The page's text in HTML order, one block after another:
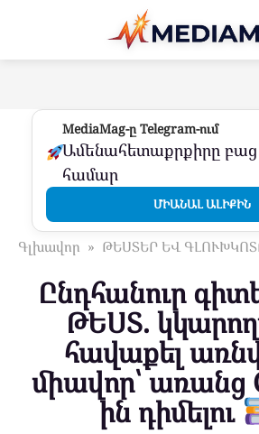
Перейти
контенту
MediaMag-ը Telegram-ում
Ամենահետաքրքիրը բաց
համար
ՄԻԱՆԱԼ ԱԼԻՔԻՆ
Գլխավոր » ԹԵՍՏԵՐ ԵՎ
Ընդհանուր
ԹԵՍՏ.
հավաքել
միավոր՝ առանց
ին դիմելու